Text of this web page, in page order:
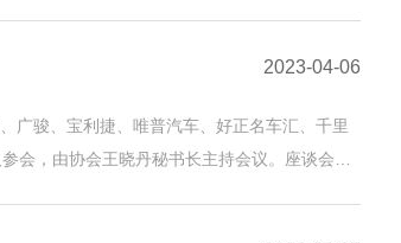
2023-04-06
广骏、宝利捷、唯普汽车、好正名车汇、千里
会，由协会王晓丹秘书长主持会议。座谈会聚